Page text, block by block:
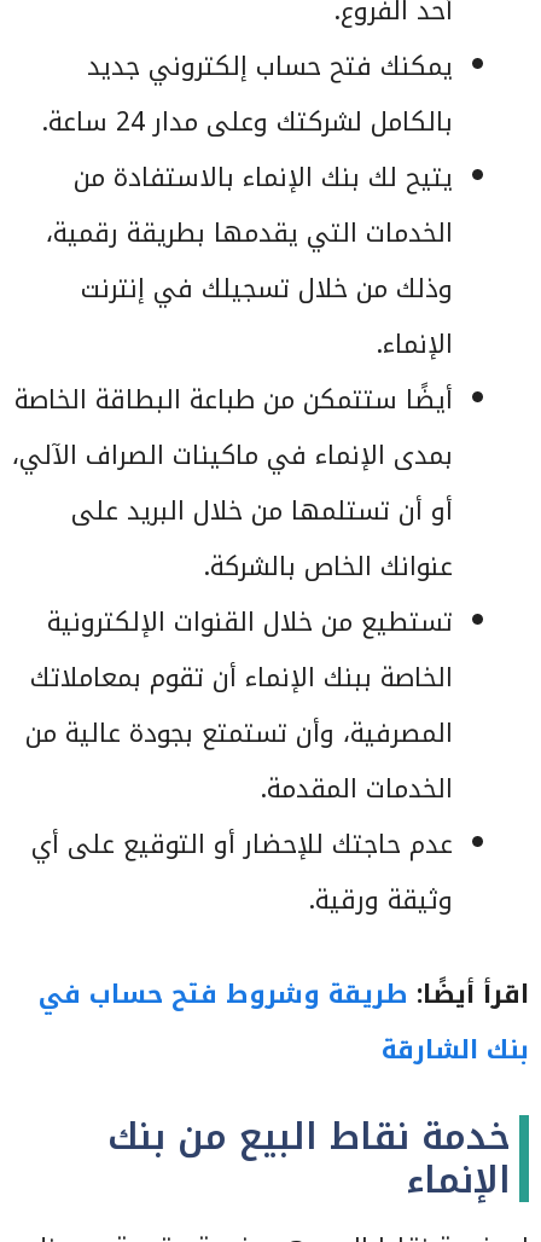
أحد الفروع.
يمكنك فتح حساب إلكتروني جديد
بالكامل لشركتك وعلى مدار 24 ساعة.
يتيح لك بنك الإنماء بالاستفادة من
الخدمات التي يقدمها بطريقة رقمية،
وذلك من خلال تسجيلك في إنترنت
الإنماء.
أيضًا ستتمكن من طباعة البطاقة الخاصة
بمدى الإنماء في ماكينات الصراف الآلي،
أو أن تستلمها من خلال البريد على
عنوانك الخاص بالشركة.
تستطيع من خلال القنوات الإلكترونية
الخاصة ببنك الإنماء أن تقوم بمعاملاتك
المصرفية، وأن تستمتع بجودة عالية من
الخدمات المقدمة.
عدم حاجتك للإحضار أو التوقيع على أي
وثيقة ورقية.
اقرأ أيضًا: طريقة وشروط فتح حساب في
بنك الشارقة
خدمة نقاط البيع من بنك
الإنماء